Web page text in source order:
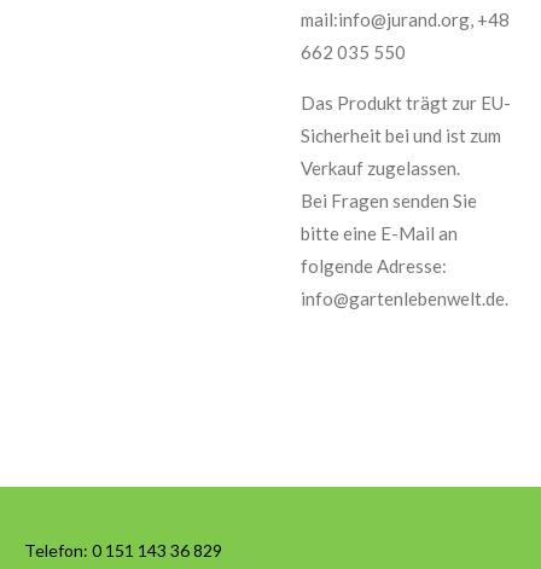
mail:info@jurand.org, +48
662 035 550
Das Produkt trägt zur EU-
Sicherheit bei und ist zum
Verkauf zugelassen.
Bei Fragen senden Sie
bitte eine E-Mail an
folgende Adresse:
info@gartenlebenwelt.de.
Telefon: 0 151 143 36 829